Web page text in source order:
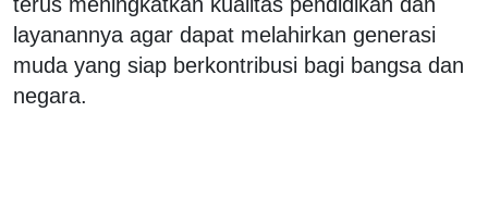
layanannya agar dapat melahirkan generasi
muda yang siap berkontribusi bagi bangsa dan
negara.